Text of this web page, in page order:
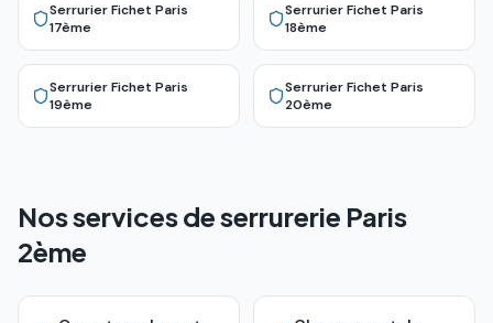
Serrurier Fichet Paris
17ème
Serrurier Fichet Paris
18ème
Serrurier Fichet Paris
19ème
Serrurier Fichet Paris
20ème
Nos services de serrurerie Paris
2ème